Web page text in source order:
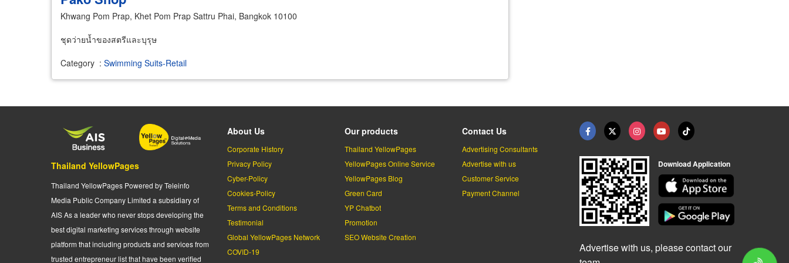
Khwang Pom Prap, Khet Pom Prap Sattru Phai, Bangkok 10100
ชุดว่ายน้ำของสตรีและบุรุษ
Category : Swimming Suits-Retail
Thailand YellowPages
Thailand YellowPages Powered by Teleinfo
Media Public Company Limited a subsidiary of
AIS As a leader who never stops developing the
best digital marketing services through website
platform that including products and services from
trusted entrepreneur list that have been verified
About Us
Corporate History
Privacy Policy
Cyber-Policy
Cookies-Policy
Terms and Conditions
Testimonial
Global YellowPages Network
COVID-19
Our products
Thailand YellowPages
YellowPages Online Service
YellowPages Blog
Green Card
YP Chatbot
Promotion
SEO Website Creation
Contact Us
Advertising Consultants
Advertise with us
Customer Service
Payment Channel
Download Application
Advertise with us, please contact our